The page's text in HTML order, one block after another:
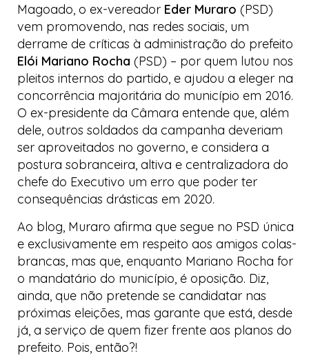
Magoado, o ex-vereador Eder Muraro (PSD)
vem promovendo, nas redes sociais, um
derrame de críticas à administração do prefeito
Elói Mariano Rocha (PSD) – por quem lutou nos
pleitos internos do partido, e ajudou a eleger na
concorrência majoritária do município em 2016.
O ex-presidente da Câmara entende que, além
dele, outros soldados da campanha deveriam
ser aproveitados no governo, e considera a
postura sobranceira, altiva e centralizadora do
chefe do Executivo um erro que poder ter
consequências drásticas em 2020.
Ao blog, Muraro afirma que segue no PSD única
e exclusivamente em respeito aos amigos colas-
brancas, mas que, enquanto Mariano Rocha for
o mandatário do município, é oposição. Diz,
ainda, que não pretende se candidatar nas
próximas eleições, mas garante que está, desde
já, a serviço de quem fizer frente aos planos do
prefeito. Pois, então?!